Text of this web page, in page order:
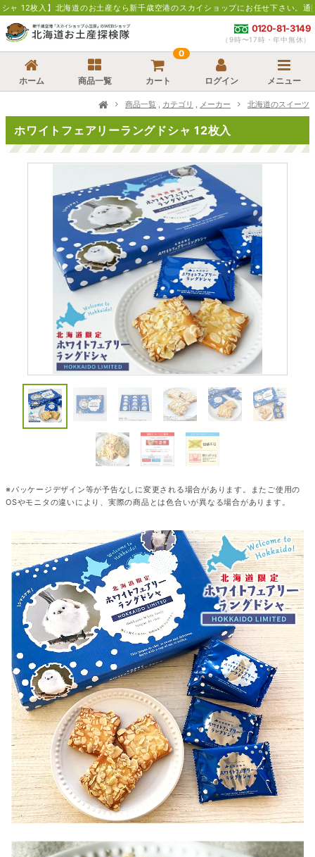
土産なら新千歳空港のスカイショップにお任せ下さい。通販・お取寄せでお土産
0120-81-3149
（9時〜17時・年中無休）
ホーム 商品一覧 カート
0
ログイン メニュー
商品一覧 , カテゴリ , メーカー 北海道のスイーツ
ホワイトフェアリーラングドシャ 12枚入
※パッケージデザイン等が予告なしに変更される場合があります。またご使用の
OSやモニタの違いにより、実際の商品とは色合いが異なる場合があります。